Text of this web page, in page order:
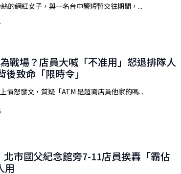
的網紅女子，與一名台中警短暫交往期間，...
戰場？店員大喊「不准用」怒退排隊人
致命「限時令」
憤怒發文，質疑「ATM 是超商店員他家的嗎...
北市國父紀念館旁7-11店員挨轟「霸佔
用